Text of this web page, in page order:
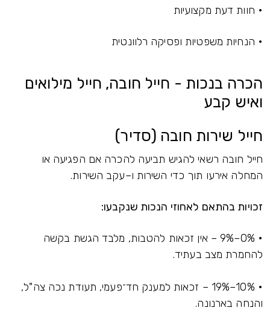
• חוות דעת מקצועיות
• הנחיות משפטיות ופסיקה רלוונטית
הכרה בנכות - חייל חובה, חייל מילואים
ואיש קבע
חייל שירות חובה (סדיר)
חייל חובה רשאי להגיש תביעה להכרה אם הפגיעה או
המחלה אירעו תוך כדי השירות ו–עקב השירות.
זכויות בהתאם לאחוזי הנכות שנקבעו:
• 0%–9% – אין זכאות להטבות, מלבד הגשת בקשה
להחמרת מצב בעתיד.
• 10%–19% – זכאות למענק חד־פעמי, תעודת נכה צה"ל,
והנחה בארנונה.